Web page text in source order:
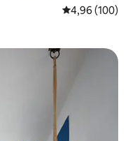
Průměrné
4,96 (100)